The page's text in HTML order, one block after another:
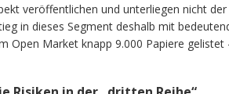
veröffentlichen und unterliegen nicht
in dieses Segment deshalb mit
Open Market knapp 9.000 Papiere gelistet